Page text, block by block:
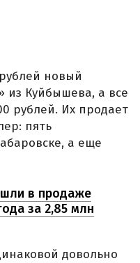
новый
из Куйбышева, а все
рублей. Их продает
пять
а еще
в продаже
за 2,85 млн
довольно